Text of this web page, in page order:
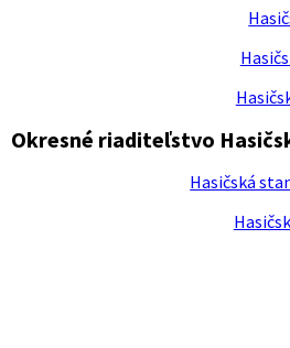
Okresné riaditeľstvo
Hasičská